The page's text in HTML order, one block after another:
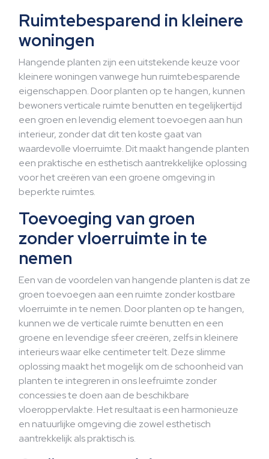
Ruimtebesparend in kleinere
woningen
Hangende planten zijn een uitstekende keuze voor
kleinere woningen vanwege hun ruimtebesparende
eigenschappen. Door planten op te hangen, kunnen
bewoners verticale ruimte benutten en tegelijkertijd
een groen en levendig element toevoegen aan hun
interieur, zonder dat dit ten koste gaat van
waardevolle vloerruimte. Dit maakt hangende planten
een praktische en esthetisch aantrekkelijke oplossing
voor het creëren van een groene omgeving in
beperkte ruimtes.
Toevoeging van groen
zonder vloerruimte in te
nemen
Een van de voordelen van hangende planten is dat ze
groen toevoegen aan een ruimte zonder kostbare
vloerruimte in te nemen. Door planten op te hangen,
kunnen we de verticale ruimte benutten en een
groene en levendige sfeer creëren, zelfs in kleinere
interieurs waar elke centimeter telt. Deze slimme
oplossing maakt het mogelijk om de schoonheid van
planten te integreren in ons leefruimte zonder
concessies te doen aan de beschikbare
vloeroppervlakte. Het resultaat is een harmonieuze
en natuurlijke omgeving die zowel esthetisch
aantrekkelijk als praktisch is.